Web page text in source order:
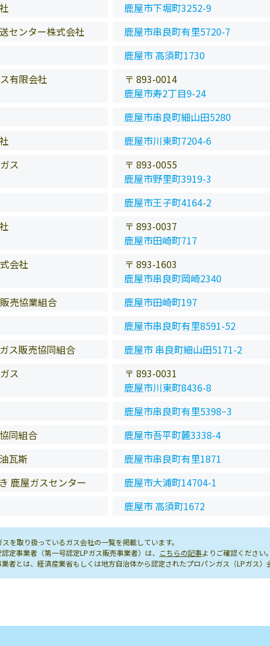
鹿屋市下堀町3252-9
センター株式会社
鹿屋市串良町有里5720-7
鹿屋市 高須町1730
有限会社
〒 893-0014
鹿屋市寿2丁目9-24
鹿屋市串良町細山田5280
鹿屋市川東町7204-6
ス
〒 893-0055
鹿屋市野里町3919-3
鹿屋市王子町4164-2
〒 893-0037
鹿屋市田崎町717
会社
〒 893-1603
鹿屋市串良町岡崎2340
売協業組合 鹿屋市田崎町197
鹿屋市串良町有里8591-52
ス販売協同組合
鹿屋市 串良町細山田5171-2
ス
〒 893-0031
鹿屋市川東町8436-8
鹿屋市串良町有里5398−3
同組合
鹿屋市吾平町麓3338-4
瓦斯
鹿屋市串良町有里1871
鹿屋ガスセンター
鹿屋市大浦町14704-1
鹿屋市 高須町1672
を取り扱っているガス会社の一覧を掲載しています。
定事業者（第一号認定LPガス販売事業者）は、
こちらの記事よりご確認ください。
者とは、経済産業省もしくは地方自治体から認定されたプロパンガス（LPガス）